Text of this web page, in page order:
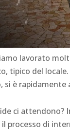
lavorato
tipico del
si è
ci attendono?
processo di